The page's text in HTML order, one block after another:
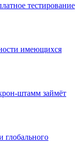
тестирование
имеющихся
штамм займёт
глобального